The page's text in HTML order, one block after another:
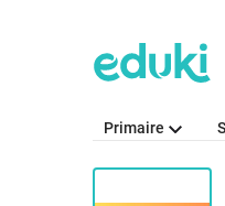
Primaire